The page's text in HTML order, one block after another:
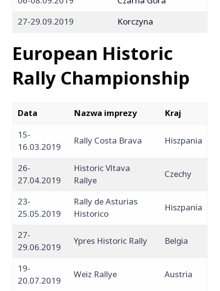
27-29.09.2019
Korczyna
European Historic
Rally Championship
Data Nazwa imprezy
Kraj
15-
16.03.2019
Rally Costa Brava Hiszpania
26-
27.04.2019
Historic Vltava
Rallye
Czechy
23-
25.05.2019
Rally de Asturias
Historico
Hiszpania
27-
29.06.2019
Ypres Historic Rally Belgia
19-
20.07.2019
Weiz Rallye Austria